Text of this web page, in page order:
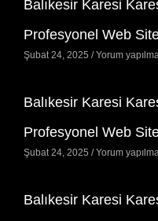
Balıkesir Karesi
Profesyonel Web
Şubat 24, 2025 Yorum
Balıkesir Karesi
Profesyonel Web
Şubat 24, 2025 Yorum
Balıkesir Karesi